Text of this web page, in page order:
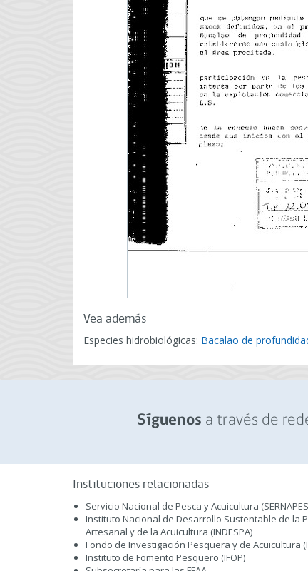
Vea además
Especies hidrobiológicas: Bacalao de
Síguenos a través de
Instituciones relacionadas
Servicio Nacional de Pesca y Acuicultura
Instituto Nacional de Desarrollo Sustentable de la
Artesanal y de la Acuicultura (INDESPA)
Fondo de Investigación Pesquera y de Acuicultura
Instituto de Fomento Pesquero (IFOP)